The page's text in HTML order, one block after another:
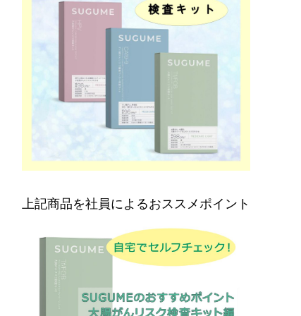
上記商品を社員によるおススメポイント